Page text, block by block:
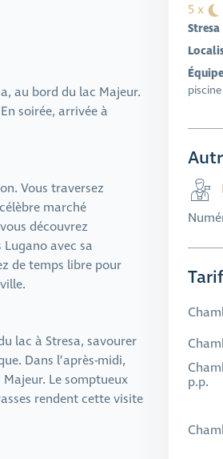
5 x
Stresa
Tarif
p.p.
au bord du lac Majeur.
soirée, arrivée à
Vous traversez
marché
découvrez
avec sa
de temps libre pour
lac à Stresa, savourer
Dans l’après-midi,
Le somptueux
rendent cette visite